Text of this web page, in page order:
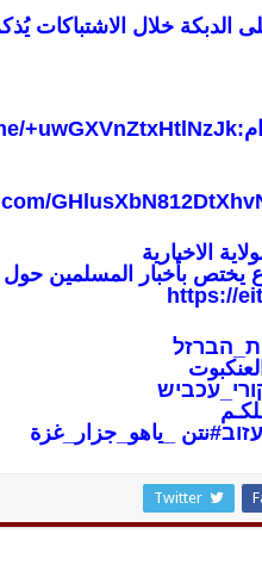
خلال الاشتباكات
+uwGXVnZtxHtlNzJk
الاخبارية
يختص بأخبار المسلمين حول
https://
#نتن _ياهو_جزار_غزة
Twitter